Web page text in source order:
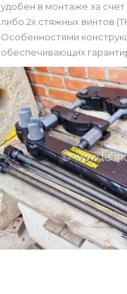
удобен в монтаже за
либо 2х стяжных винтов
Особенностями
обеспечивающих